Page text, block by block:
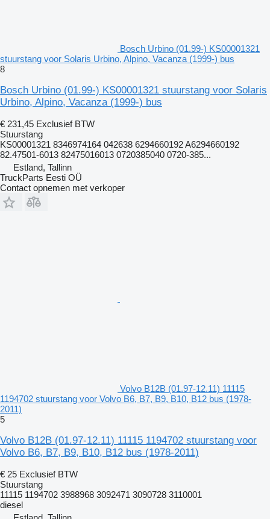
Bosch Urbino (01.99-) KS00001321
stuurstang voor Solaris Urbino, Alpino, Vacanza (1999-) bus
8
Bosch Urbino (01.99-) KS00001321 stuurstang voor Solaris
Urbino, Alpino, Vacanza (1999-) bus
€ 231,45 Exclusief BTW
Stuurstang
KS00001321 8346974164 042638 6294660192 A6294660192
82.47501-6013 82475016013 0720385040 0720-385...
Estland, Tallinn
TruckParts Eesti OÜ
Contact opnemen met verkoper
Volvo B12B (01.97-12.11) 11115
1194702 stuurstang voor Volvo B6, B7, B9, B10, B12 bus (1978-
2011)
5
Volvo B12B (01.97-12.11) 11115 1194702 stuurstang voor
Volvo B6, B7, B9, B10, B12 bus (1978-2011)
€ 25 Exclusief BTW
Stuurstang
11115 1194702 3988968 3092471 3090728 3110001
diesel